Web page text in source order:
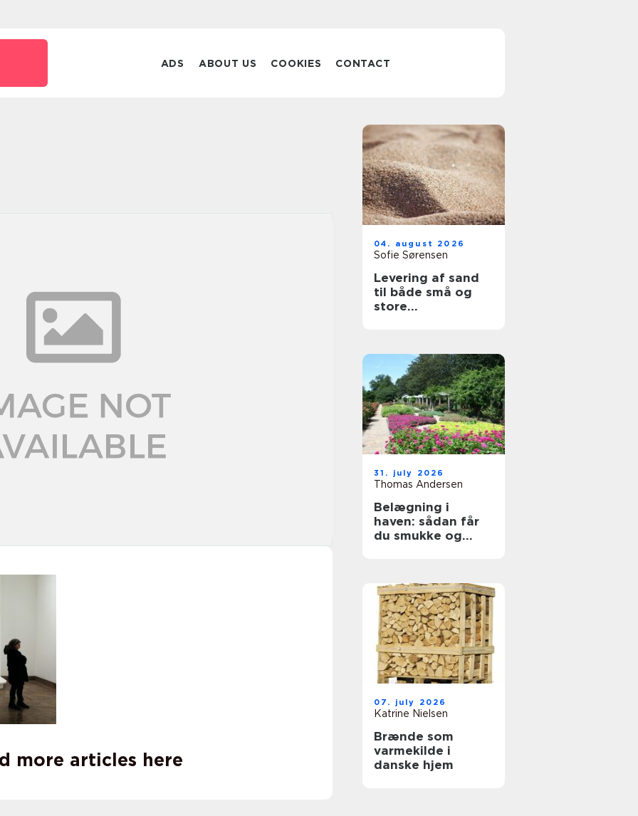
ADS ABOUT US COOKIES CONTACT
more articles here
04. august 2026
Sofie Sørensen
Levering af sand
til både små og
store
31. july 2026
Thomas Andersen
Belægning i
haven: sådan får
du smukke og
07. july 2026
Katrine Nielsen
Brænde som
varmekilde i
danske hjem